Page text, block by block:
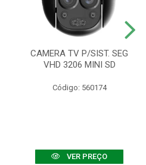
CAMERA TV P/SIST. SEG
VHD 3206 MINI SD
Código: 560174
VER PREÇO